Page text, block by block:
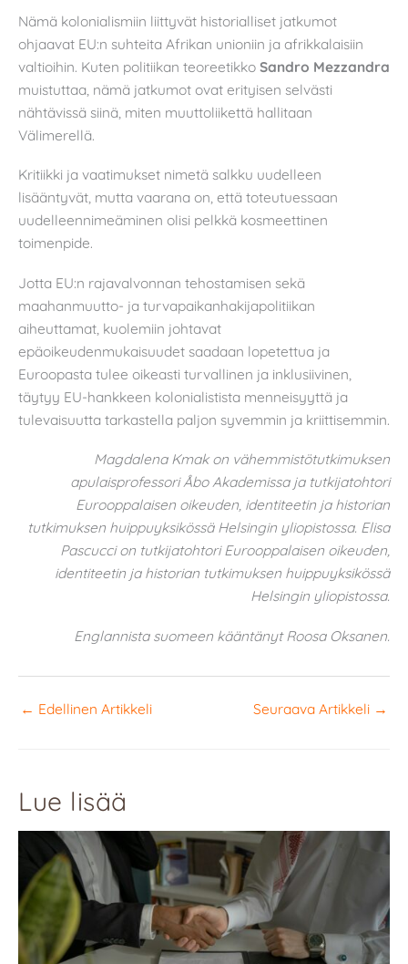
Nämä kolonialismiin liittyvät historialliset jatkumot
ohjaavat EU:n suhteita Afrikan unioniin ja afrikkalaisiin
valtioihin. Kuten politiikan teoreetikko Sandro Mezzandra
muistuttaa, nämä jatkumot ovat erityisen selvästi
nähtävissä siinä, miten muuttoliikettä hallitaan
Välimerellä.
Kritiikki ja vaatimukset nimetä salkku uudelleen
lisääntyvät, mutta vaarana on, että toteutuessaan
uudelleennimeäminen olisi pelkkä kosmeettinen
toimenpide.
Jotta EU:n rajavalvonnan tehostamisen sekä
maahanmuutto- ja turvapaikanhakijapolitiikan
aiheuttamat, kuolemiin johtavat
epäoikeudenmukaisuudet saadaan lopetettua ja
Euroopasta tulee oikeasti turvallinen ja inklusiivinen,
täytyy EU-hankkeen kolonialistista menneisyyttä ja
tulevaisuutta tarkastella paljon syvemmin ja kriittisemmin.
Magdalena Kmak on vähemmistötutkimuksen
apulaisprofessori Åbo Akademissa ja tutkijatohtori
Eurooppalaisen oikeuden, identiteetin ja historian
tutkimuksen huippuyksikössä Helsingin yliopistossa. Elisa
Pascucci on tutkijatohtori Eurooppalaisen oikeuden,
identiteetin ja historian tutkimuksen huippuyksikössä
Helsingin yliopistossa.
Englannista suomeen kääntänyt Roosa Oksanen.
← Edellinen Artikkeli Seuraava Artikkeli →
Lue lisää